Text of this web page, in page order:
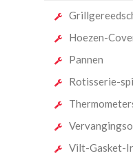
Hoezen-
Pannen
Rotisserie-
Vilt-Gasket-